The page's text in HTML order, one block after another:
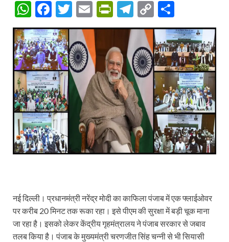
W
h
at
s
A
p
p
F
ac
e
b
o
o
k
T
w
itt
er
E
m
ail
P
ri
nt
Fr
ie
n
dl
y
T
el
e
gr
a
m
C
o
p
y
Li
n
k
h
ar
e
नई दिल्ली। प्रधानमंत्री नरेंद्र मोदी का काफिला पंजाब में एक फ्लाईओवर
पर करीब 20 मिनट तक रूका रहा। इसे पीएम की सुरक्षा में बड़ी चूक माना
जा रहा है। इसको लेकर केंद्रीय गृहमंत्रालय ने पंजाब सरकार से जबाव
तलब किया है। पंजाब के मुख्यमंत्री चरणजीत सिंह चन्नी से भी सियासी